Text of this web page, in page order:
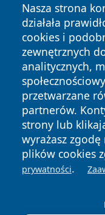
Nasza strona
działała
cookies i
zewnętrznych
analitycznych,
przetwarzane
partnerów.
strony lub
wyrażasz
plików cookies
prywatności.
Copyright © 2026
zastrzeżone.
News Autorzy